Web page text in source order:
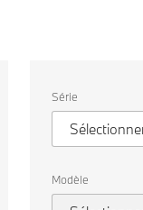
sélectionner
un
véhicule.
Série
Modèle